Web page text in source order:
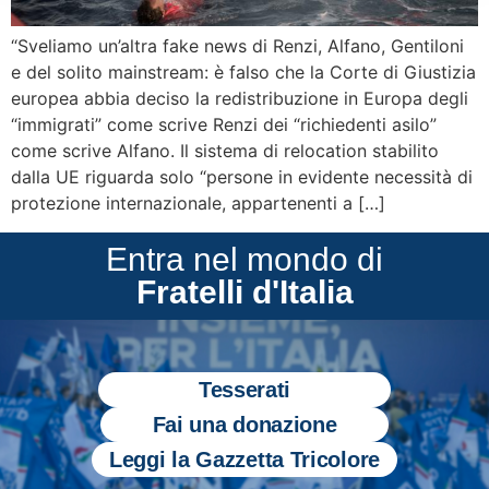
“Sveliamo un’altra fake news di Renzi, Alfano, Gentiloni
e del solito mainstream: è falso che la Corte di Giustizia
europea abbia deciso la redistribuzione in Europa degli
“immigrati” come scrive Renzi dei “richiedenti asilo”
come scrive Alfano. Il sistema di relocation stabilito
dalla UE riguarda solo “persone in evidente necessità di
protezione internazionale, appartenenti a […]
Entra nel mondo di
Fratelli d'Italia
Tesserati
Fai una donazione
Leggi la Gazzetta Tricolore